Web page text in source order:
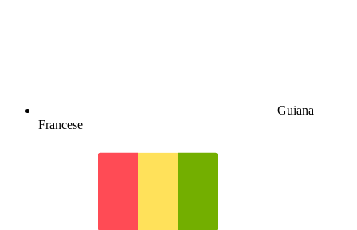
Guiana
Francese